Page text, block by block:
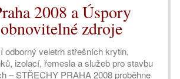
2008 a Úspory
zdroje
odborný veletrh střešních krytin,
izolací, řemesla a služeb pro stavbu
– STŘECHY PRAHA 2008 proběhne